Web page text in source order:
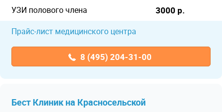
УЗИ полового члена 3000 р.
Прайс-лист медицинского центра
8 (495) 204-31-00
Бест Клиник на Красносельской